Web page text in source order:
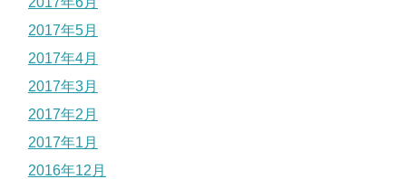
2017年5月
2017年4月
2017年3月
2017年2月
2017年1月
2016年12月